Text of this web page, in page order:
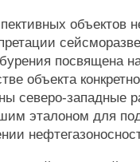
объектов
посвящена
объекта
северо-западные
эталоном для